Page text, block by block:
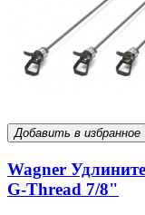
Добавить в избранное
Wagner
G-Thread 7/8"